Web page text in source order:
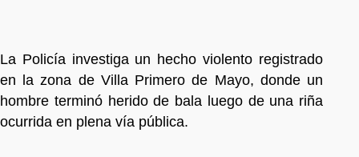
La Policía investiga un hecho violento registrado
en la zona de Villa Primero de Mayo, donde un
hombre terminó herido de bala luego de una riña
ocurrida en plena vía pública.